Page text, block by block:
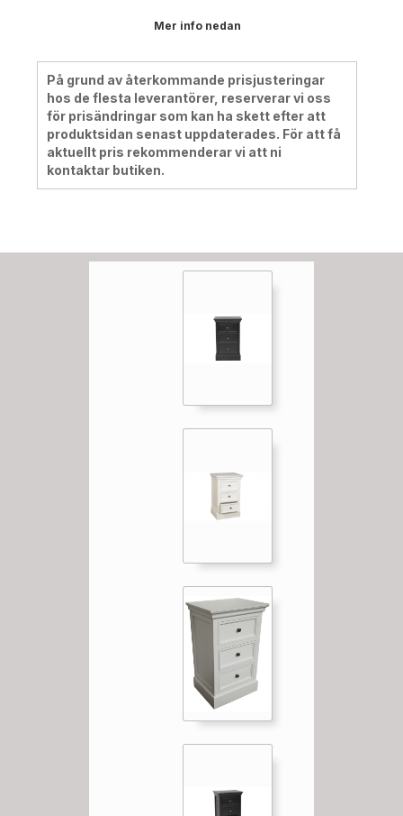
Mer info nedan
På grund av återkommande prisjusteringar
hos de flesta leverantörer, reserverar vi oss
för prisändringar som kan ha skett efter att
produktsidan senast uppdaterades. För att få
aktuellt pris rekommenderar vi att ni
kontaktar butiken.